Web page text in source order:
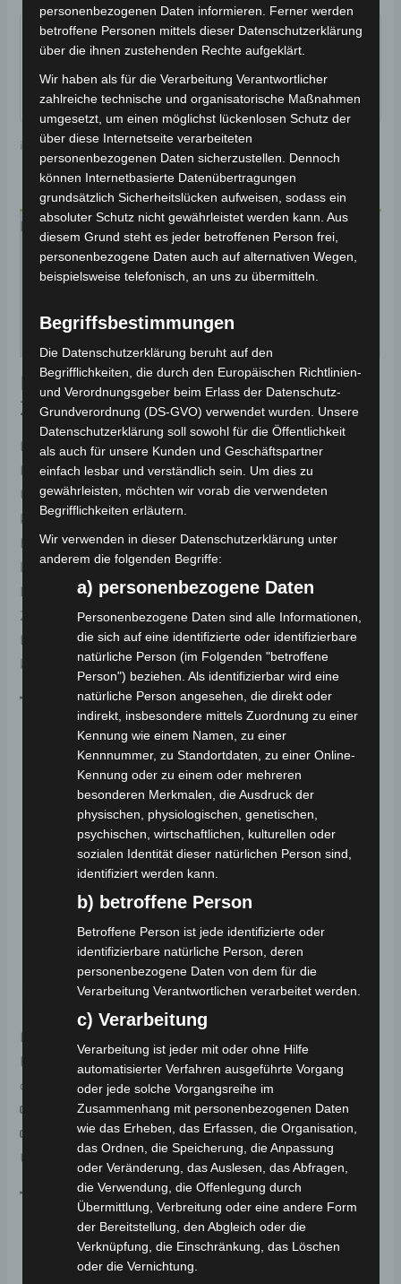
Garantiert sicherer Checkout
inkl. MwSt. Kostenloser Versand
Beschreibung
Zusätzliche Informationen
Elektro-Chopper mit 2-Personen
Zulassung
Der Elektro-Chopper CP-6 ist die perfekte
Kombination aus Stil, Leistung und
Umweltfreundlichkeit. Mit einer Motorleistung von 2.0
kW und einer beeindruckenden
Höchstgeschwindigkeit von 45 km/h ist er nicht nur
leistungsstark, sondern auch umweltfreundlich.
Dieser Chopper verfügt über eine 2-Personen-
Zulassung und bietet Platz für Sie und Ihren
Beifahrer, damit Sie gemeinsam die Fahrt genießen
können.
Technische Daten:
Motorleistung: 2.0 kW
Homologation: 45 km/h
Zulassung:2-Personen-Zulassung
Batterie:Lithium-Ionen
Ladbar an jeder Haushaltssteckdose
Reifen:VA 110/70-17 vorne – HA 215/40-12 hinten
Gewicht:75 kg
Technisch zulässige Gesamtmasse:
Individuelle Batterieoptionen:
Dieser E-Chopper bietet 2 verschiedene
Batterieoptionen, um Ihre Bedürfnisse zu erfüllen und
die Reichweite anzupassen:
20 AhBatterie (Untersitz) – bis zu 40 km
40 AhBatterien (2 Batterien: Untersitz +
Unterboden) – bis zu 80 km
Technische Maße:
Länge:2100 mm
Breite:900 mm
personenbezogenen Daten informieren. Ferner werden
betroffene Personen mittels dieser Datenschutzerklärung
über die ihnen zustehenden Rechte aufgeklärt.
Wir haben als für die Verarbeitung Verantwortlicher
zahlreiche technische und organisatorische Maßnahmen
umgesetzt, um einen möglichst lückenlosen Schutz der
über diese Internetseite verarbeiteten
personenbezogenen Daten sicherzustellen. Dennoch
können Internetbasierte Datenübertragungen
grundsätzlich Sicherheitslücken aufweisen, sodass ein
absoluter Schutz nicht gewährleistet werden kann. Aus
diesem Grund steht es jeder betroffenen Person frei,
personenbezogene Daten auch auf alternativen Wegen,
beispielsweise telefonisch, an uns zu übermitteln.
Begriffsbestimmungen
Die Datenschutzerklärung beruht auf den
Begrifflichkeiten, die durch den Europäischen Richtlinien-
und Verordnungsgeber beim Erlass der Datenschutz-
Grundverordnung (DS-GVO) verwendet wurden. Unsere
Datenschutzerklärung soll sowohl für die Öffentlichkeit
als auch für unsere Kunden und Geschäftspartner
einfach lesbar und verständlich sein. Um dies zu
gewährleisten, möchten wir vorab die verwendeten
Begrifflichkeiten erläutern.
Wir verwenden in dieser Datenschutzerklärung unter
anderem die folgenden Begriffe:
a) personenbezogene Daten
Personenbezogene Daten sind alle Informationen,
die sich auf eine identifizierte oder identifizierbare
natürliche Person (im Folgenden "betroffene
Person") beziehen. Als identifizierbar wird eine
natürliche Person angesehen, die direkt oder
indirekt, insbesondere mittels Zuordnung zu einer
Kennung wie einem Namen, zu einer
Kennnummer, zu Standortdaten, zu einer Online-
Kennung oder zu einem oder mehreren
besonderen Merkmalen, die Ausdruck der
physischen, physiologischen, genetischen,
psychischen, wirtschaftlichen, kulturellen oder
sozialen Identität dieser natürlichen Person sind,
identifiziert werden kann.
b) betroffene Person
Betroffene Person ist jede identifizierte oder
identifizierbare natürliche Person, deren
personenbezogene Daten von dem für die
Verarbeitung Verantwortlichen verarbeitet werden.
c) Verarbeitung
Verarbeitung ist jeder mit oder ohne Hilfe
automatisierter Verfahren ausgeführte Vorgang
oder jede solche Vorgangsreihe im
Zusammenhang mit personenbezogenen Daten
wie das Erheben, das Erfassen, die Organisation,
das Ordnen, die Speicherung, die Anpassung
oder Veränderung, das Auslesen, das Abfragen,
die Verwendung, die Offenlegung durch
Übermittlung, Verbreitung oder eine andere Form
der Bereitstellung, den Abgleich oder die
Verknüpfung, die Einschränkung, das Löschen
oder die Vernichtung.